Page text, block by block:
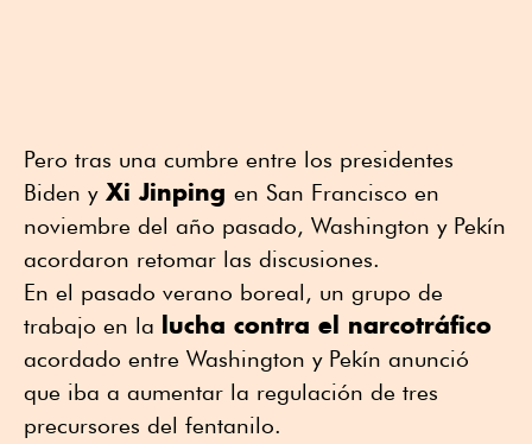
Pero tras una cumbre entre los presidentes
Biden yXi Jinping en San Francisco en
noviembre del año pasado, Washington y Pekín
acordaron retomar las discusiones.
En el pasado verano boreal, un grupo de
trabajo en la
lucha contra el narcotráfico
acordado entre Washington y Pekín anunció
que iba a aumentar la regulación de tres
precursores del fentanilo.